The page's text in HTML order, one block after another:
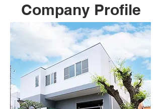
Company Profile